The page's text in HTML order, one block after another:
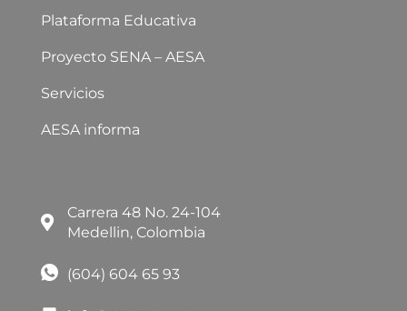
Plataforma Educativa
Proyecto SENA – AESA
Servicios
AESA informa
Carrera 48 No. 24-104
Medellin, Colombia
(604) 604 65 93